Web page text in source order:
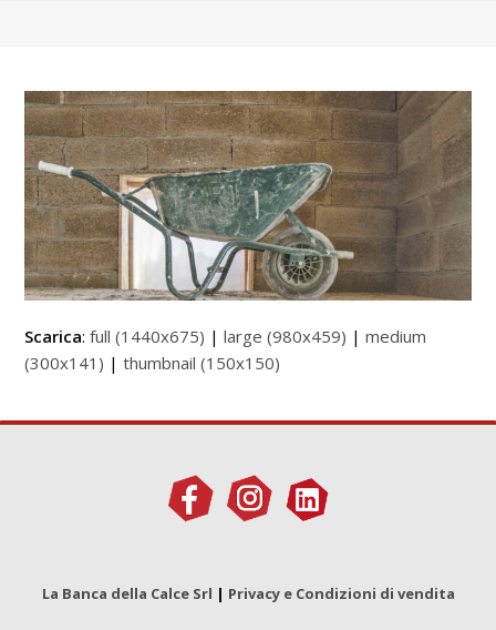
Scarica:full (1440x675) |large (980x459) |medium
(300x141) |thumbnail (150x150)
La Banca della Calce Srl | Privacy e Condizioni di vendita